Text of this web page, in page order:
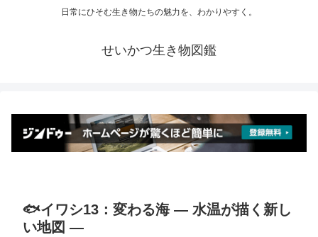
日常にひそむ生き物たちの魅力を、わかりやすく。
せいかつ生き物図鑑
🐟イワシ13：変わる海 ― 水温が描く新し
い地図 ―